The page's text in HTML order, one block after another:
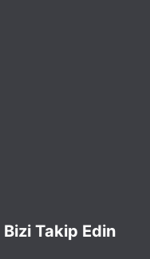
Bizi Takip Edin